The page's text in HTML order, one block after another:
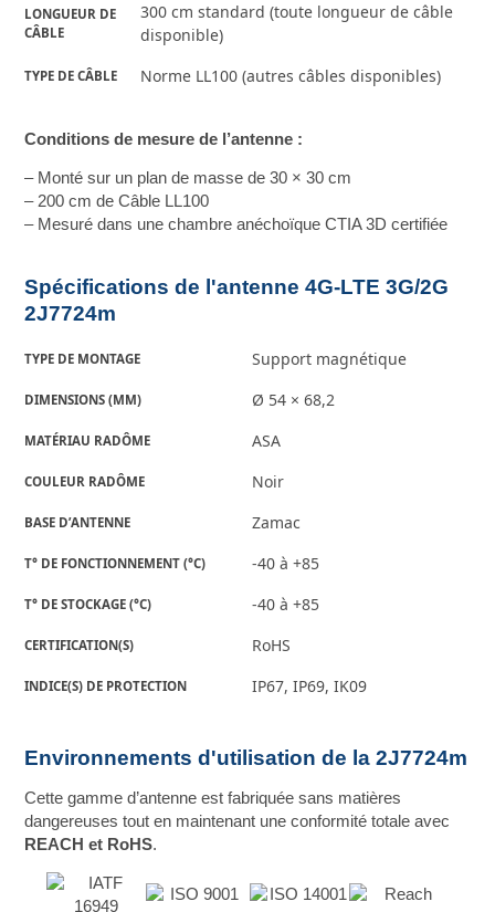
LONGUEUR DE
CÂBLE
300 cm standard (toute longueur de câble
disponible)
TYPE DE CÂBLE Norme LL100 (autres câbles disponibles)
Conditions de mesure de l’antenne :
– Monté sur un plan de masse de 30 × 30 cm
– 200 cm de Câble LL100
– Mesuré dans une chambre anéchoïque CTIA 3D certifiée
Spécifications de l'antenne 4G-LTE 3G/2G
2J7724m
TYPE DE MONTAGE Support magnétique
DIMENSIONS (MM) Ø 54 × 68,2
MATÉRIAU RADÔME ASA
COULEUR RADÔME Noir
BASE D’ANTENNE Zamac
T° DE FONCTIONNEMENT (°C) -40 à +85
T° DE STOCKAGE (°C) -40 à +85
CERTIFICATION(S) RoHS
INDICE(S) DE PROTECTION IP67, IP69, IK09
Environnements d'utilisation de la 2J7724m
Cette gamme d’antenne est fabriquée sans matières
dangereuses tout en maintenant une conformité totale avec
REACH et RoHS.